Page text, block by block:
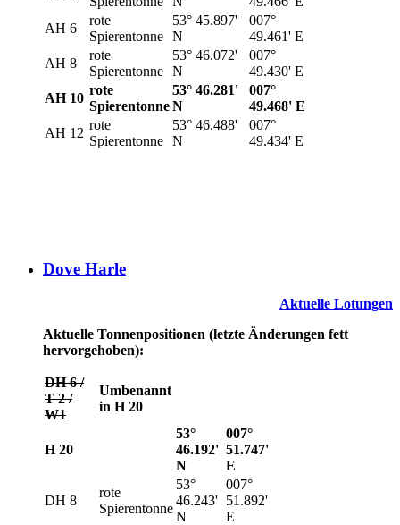
AH 6
rote
Spierentonne
53° 45.897'
N
007°
49.461' E
AH 8
rote
Spierentonne
53° 46.072'
N
007°
49.430' E
AH 10
rote
Spierentonne
53° 46.281'
N
007°
49.468' E
AH 12
rote
Spierentonne
53° 46.488'
N
007°
49.434' E
Dove Harle
Aktuelle Lotungen
Aktuelle Tonnenpositionen (letzte Änderungen fett
hervorgehoben):
DH 6 /
T 2 /
W1
Umbenannt
in H 20
H 20
53°
46.192'
N
007°
51.747'
E
DH 8
rote
Spierentonne
53°
46.243'
N
007°
51.892'
E